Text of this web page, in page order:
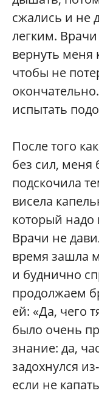
сжались и не
легким.
вернуть меня
чтобы не
испытать
После того
без сил, меня
подскочила
висела
который надо
Врачи не
время зашла
и буднично
продолжаем
ей: «Да, чего
было очень
знание: да,
задохнулся
если не